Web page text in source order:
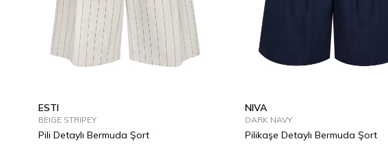
ESTI
BEIGE STRIPEY
Pili Detaylı Bermuda Şort
NIVA
DARK NAVY
Pilikaşe Detaylı Bermuda Şort